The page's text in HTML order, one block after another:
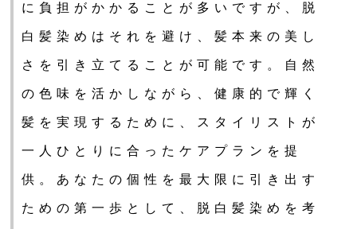
に負担がかかることが多いですが、脱
白髪染めはそれを避け、髪本来の美し
さを引き立てることが可能です。自然
の色味を活かしながら、健康的で輝く
髪を実現するために、スタイリストが
一人ひとりに合ったケアプランを提
供。あなたの個性を最大限に引き出す
ための第一歩として、脱白髪染めを考